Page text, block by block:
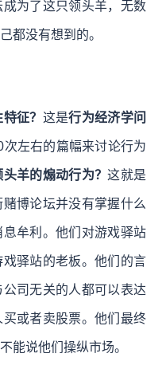
为了这只领头羊，无数
都没有想到的。
征？ 这是行为经济学问
左右的篇幅来讨论行为
羊的煽动行为？这就是
赌博论坛并没有掌握什么
牟利。他们对游戏驿站
驿站的老板。他们的言
司无关的人都可以表达
或者卖股票。他们最终
能说他们操纵市场。